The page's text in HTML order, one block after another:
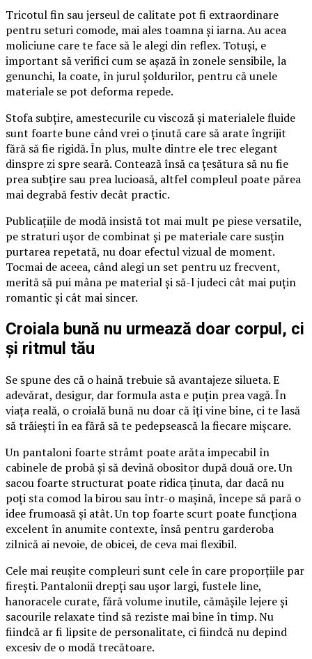
Tricotul fin sau jerseul de calitate pot fi extraordinare
pentru seturi comode, mai ales toamna și iarna. Au acea
moliciune care te face să le alegi din reflex. Totuși, e
important să verifici cum se așază în zonele sensibile, la
genunchi, la coate, în jurul șoldurilor, pentru că unele
materiale se pot deforma repede.
Stofa subțire, amestecurile cu viscoză și materialele fluide
sunt foarte bune când vrei o ținută care să arate îngrijit
fără să fie rigidă. În plus, multe dintre ele trec elegant
dinspre zi spre seară. Contează însă ca țesătura să nu fie
prea subțire sau prea lucioasă, altfel compleul poate părea
mai degrabă festiv decât practic.
Publicațiile de modă insistă tot mai mult pe piese versatile,
pe straturi ușor de combinat și pe materiale care susțin
purtarea repetată, nu doar efectul vizual de moment.
Tocmai de aceea, când alegi un set pentru uz frecvent,
merită să pui mâna pe material și să-l judeci cât mai puțin
romantic și cât mai sincer.
Croiala bună nu urmează doar corpul, ci
și ritmul tău
Se spune des că o haină trebuie să avantajeze silueta. E
adevărat, desigur, dar formula asta e puțin prea vagă. În
viața reală, o croială bună nu doar că îți vine bine, ci te lasă
să trăiești în ea fără să te pedepsească la fiecare mișcare.
Un pantaloni foarte strâmt poate arăta impecabil în
cabinele de probă și să devină obositor după două ore. Un
sacou foarte structurat poate ridica ținuta, dar dacă nu
poți sta comod la birou sau într-o mașină, începe să pară o
idee frumoasă și atât. Un top foarte scurt poate funcționa
excelent în anumite contexte, însă pentru garderoba
zilnică ai nevoie, de obicei, de ceva mai flexibil.
Cele mai reușite compleuri sunt cele în care proporțiile par
firești. Pantalonii drepți sau ușor largi, fustele line,
hanoracele curate, fără volume inutile, cămășile lejere și
sacourile relaxate tind să reziste mai bine în timp. Nu
fiindcă ar fi lipsite de personalitate, ci fiindcă nu depind
excesiv de o modă trecătoare.